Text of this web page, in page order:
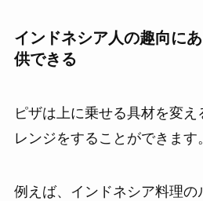
インドネシア人の趣向に
供できる
ピザは上に乗せる具材を変
レンジをすることができます。
例えば、インドネシア料理の